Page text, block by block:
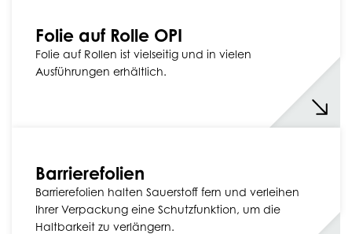
Folie auf Rolle OPI
Folie auf Rollen ist vielseitig und in vielen
Ausführungen erhältlich.
Barrierefolien
Barrierefolien halten Sauerstoff fern und verleihen
Ihrer Verpackung eine Schutzfunktion, um die
Haltbarkeit zu verlängern.